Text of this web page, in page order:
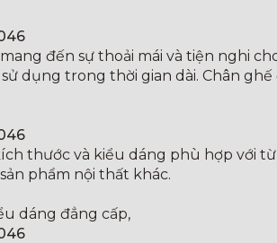
đến sự thoải mái và tiện nghi
sử dụng trong thời gian dài. Chân
thước và kiểu dáng phù hợp với
phẩm nội thất khác.
dáng đẳng cấp,